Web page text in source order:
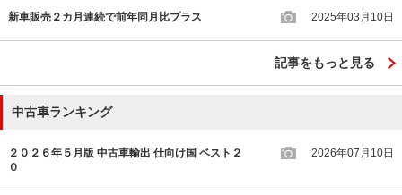
新車販売２カ月連続で前年同月比プラス 2025年03月10日
記事をもっと見る
中古車ランキング
２０２６年５月版 中古車輸出 仕向け国 ベスト２
０
2026年07月10日